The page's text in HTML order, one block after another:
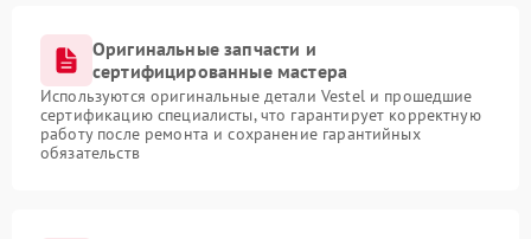
Оригинальные запчасти и
сертифицированные мастера
Используются оригинальные детали Vestel и прошедшие
сертификацию специалисты, что гарантирует корректную
работу после ремонта и сохранение гарантийных
обязательств